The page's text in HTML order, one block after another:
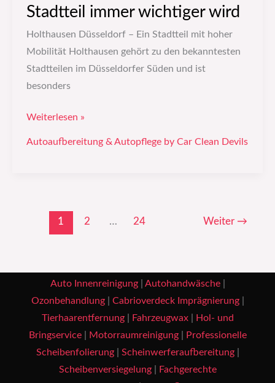
Stadtteil immer wichtiger wird
Holthausen Düsseldorf – Ein Stadtteil mit hoher
Mobilität Holthausen gehört zu den bekanntesten
Stadtteilen im Düsseldorfer Süden und ist
besonders
Weiterlesen »
Autoaufbereitung & Autopflege by Car Clean Devils
1 2 … 24 Weiter →
Auto Innenreinigung| Autohandwäsche|
Ozonbehandlung| Cabrioverdeck Imprägnierung|
Tierhaarentfernung| Fahrzeugwax|
Hol- und
Bringservice| Motorraumreinigung|
Professionelle
Scheibenfolierung| Scheinwerferaufbereitung|
Scheibenversiegelung|
Fachgerechte